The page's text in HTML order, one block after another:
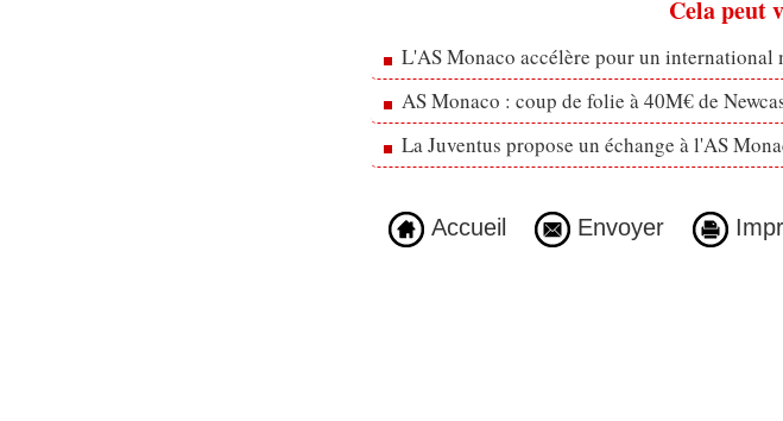
Cela peut
L'AS Monaco accélère pour un international
AS Monaco : coup de folie à 40M€ de
La Juventus propose un échange à l'AS
Accueil Envoyer